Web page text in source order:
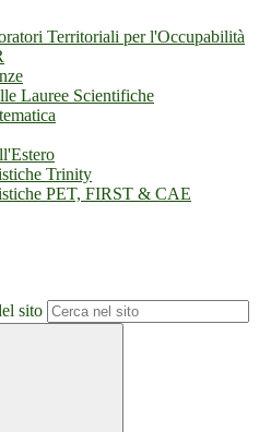
Territoriali per l'Occupabilità
Lauree Scientifiche
Trinity
PET, FIRST & CAE
sito